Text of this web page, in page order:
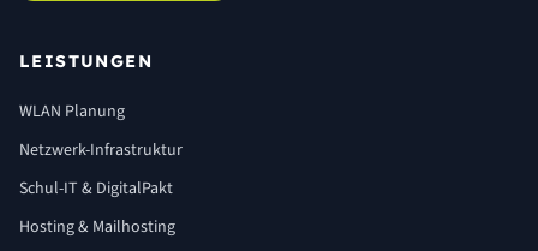
LEISTUNGEN
WLAN Planung
Netzwerk-Infrastruktur
Schul-IT & DigitalPakt
Hosting & Mailhosting